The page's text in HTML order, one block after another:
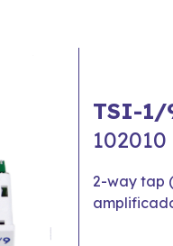
TSI-1/
102010
2-way tap